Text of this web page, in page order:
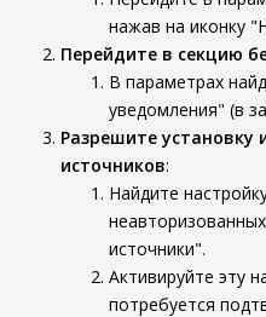
нажав на иконку
Перейдите в секцию
В параметрах
уведомления" (в
Разрешите установку
источников:
Найдите
источники".
Активируйте эту
потребуется